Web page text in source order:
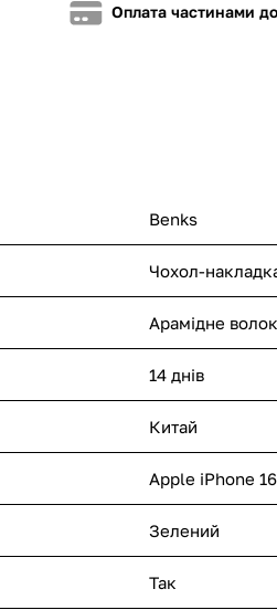
Оплата частинами
Benks
Чохол-
Арамідне
14 днів
Китай
Apple iPhone
Зелений
Так